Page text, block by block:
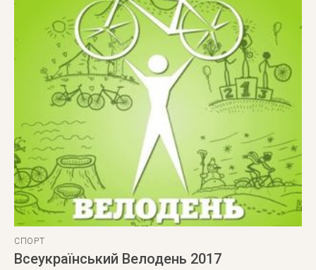
СПОРТ
Всеукраїнський Велодень 2017